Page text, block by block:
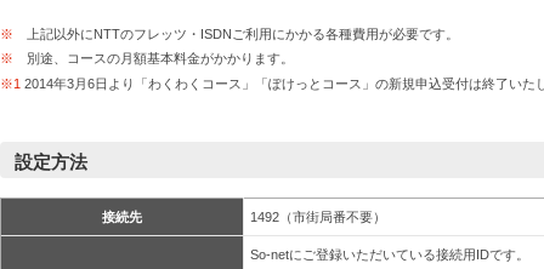
※ 上記以外にNTTのフレッツ・ISDNご利用にかかる各種費用が必要です。
※ 別途、コースの月額基本料金がかかります。
※1 2014年3月6日より「わくわくコース」「ぽけっとコース」の新規申込受付は終了いた
設定方法
接続先 1492（市街局番不要）
So-netにご登録いただいている接続用IDです。